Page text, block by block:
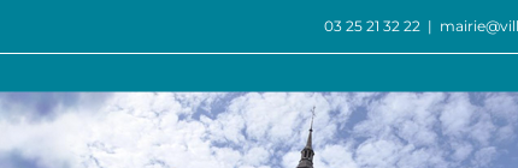
03 25 21 32 22 |